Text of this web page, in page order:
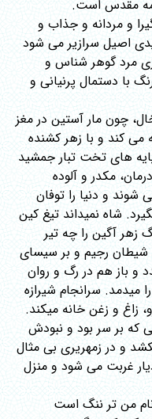
مه مقدس است.
و مردانه و جذاب و
اصیل سرازیر می شود
مرد گوهر شناس و
دستمال پرنیانی و
چون مار آستین در مغز
کند و با زهر کشنده
پایه های تخت تبار جمشید
مکدر و آلوده
و دنیا را توفان
شاه نمیداند تیغ کین
زهر آگین را چه تیر
شیطان رجیم و بر سیسای
و باز هم در رگ و روان
میدمد. سرانجام شیرازه
زاغ و زغن خانه میکند.
که بر سر بود و نبودش
و در زمهریری بی مثال
غربت می شود و منزل
من تر ننگ است